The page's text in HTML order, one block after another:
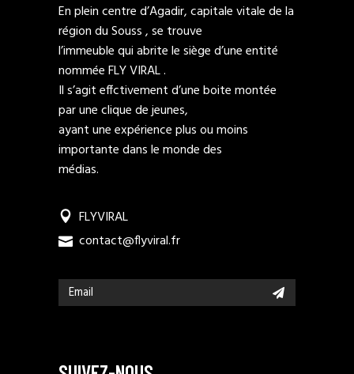
En plein centre d’Agadir, capitale vitale de la
région du Souss , se trouve
l’immeuble qui abrite le siège d’une entité
nommée FLY VIRAL .
Il s’agit effctivement d’une boite montée
par une clique de jeunes,
ayant une expérience plus ou moins
importante dans le monde des
médias.
FLYVIRAL
contact@flyviral.fr